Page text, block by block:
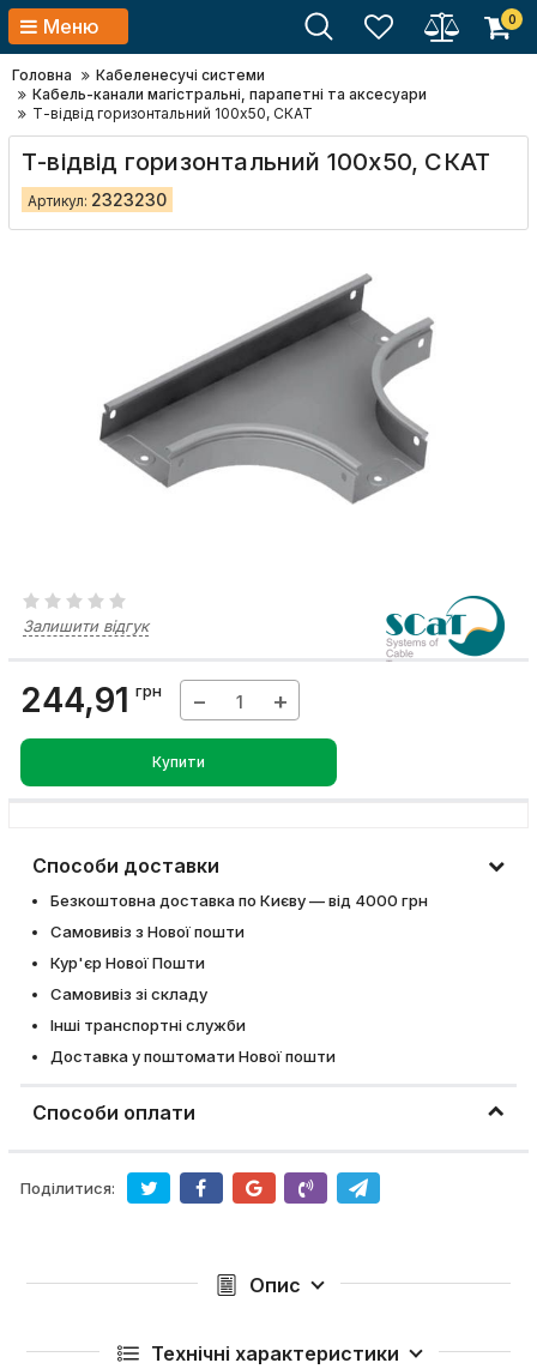
Меню 0
Головна
Кабеленесучі системи
Кабель-канали магістральні, парапетні та аксесуари
Т-відвід горизонтальний 100х50, СКАТ
Т-відвід горизонтальний 100х50, СКАТ
Артикул: 2323230
Залишити відгук
244,91 грн − +
Купити
Способи доставки
Безкоштовна доставка по Києву — від 4000 грн
Самовивіз з Нової пошти
Кур'єр Нової Пошти
Самовивіз зі складу
Інші транспортні служби
Доставка у поштомати Нової пошти
Способи оплати
Поділитися:
Опис
Технічні характеристики